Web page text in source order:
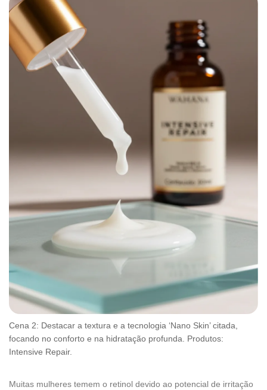
Cena 2: Destacar a textura e a tecnologia ‘Nano Skin’ citada,
focando no conforto e na hidratação profunda. Produtos:
Intensive Repair.
Muitas mulheres temem o retinol devido ao potencial de irritação